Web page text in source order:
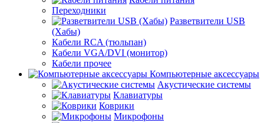
Переходники
Разветвители USB
(Хабы)
Кабели RCA (тюльпан)
Кабели VGA/DVI (монитор)
Кабели прочее
Компьютерные аксессуары
Акустические системы
Клавиатуры
Коврики
Микрофоны